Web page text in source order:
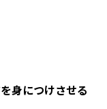
身につけさせる